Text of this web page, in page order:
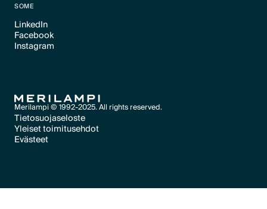
SOME
LinkedIn
Text Link
Facebook
Text Link
Instagram
Merilampi © 1992-2025. All rights reserved.
Tietosuojaseloste
Text Link
Yleiset toimitusehdot
Text Link
Evästeet